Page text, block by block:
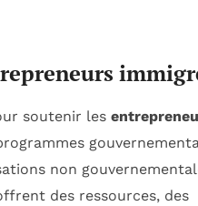
soutenir les
non
des ressources, des